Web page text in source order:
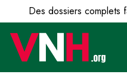
Des dossiers complets